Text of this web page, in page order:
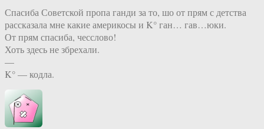
Спасиба Советской пропа ганди за то, шо от прям с детства
рассказала мне какие америкосы и K° ган… гав…юки.
От прям спасиба, чесслово!
Хоть здесь не збрехали.
—
K° — кодла.